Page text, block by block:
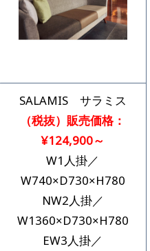
SALAMIS サラミス
（税抜）販売価格：
¥124,900～
W1人掛／
W740×D730×H780
NW2人掛／
W1360×D730×H780
EW3人掛／